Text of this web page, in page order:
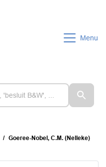
Menu
Goeree-Nobel, C.M. (Nelleke)